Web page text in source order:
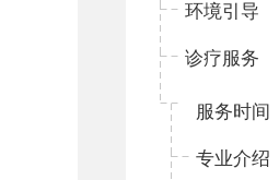
环境引导
诊疗服务
服务时间
专业介绍